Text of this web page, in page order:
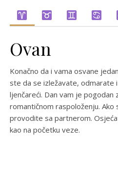
Ovan
Konačno da i vama osvane
ste da se izležavate, odmarate
ljenčareći. Dan vam je
romantičnom raspoloženju.
provodite sa partnerom.
kao na početku veze.